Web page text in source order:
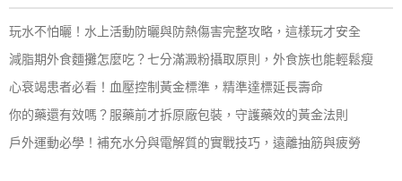
玩水不怕曬！水上活動防曬與防熱傷害完整攻略，這樣玩才安全
減脂期外食麵攤怎麼吃？七分滿澱粉攝取原則，外食族也能輕鬆瘦
心衰竭患者必看！血壓控制黃金標準，精準達標延長壽命
你的藥還有效嗎？服藥前才拆原廠包裝，守護藥效的黃金法則
戶外運動必學！補充水分與電解質的實戰技巧，遠離抽筋與疲勞